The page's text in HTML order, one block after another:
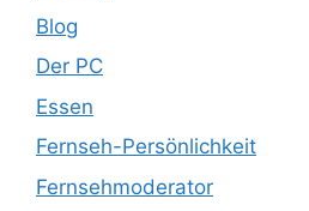
Blog
Der PC
Essen
Fernseh-Persönlichkeit
Fernsehmoderator